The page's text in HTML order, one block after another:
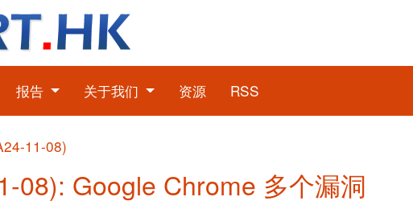
报告 关于我们 资源 RSS
11-08)
08): Google Chrome 多个漏洞